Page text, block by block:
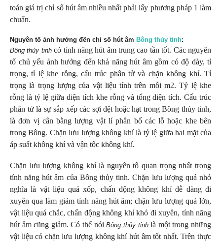
toán giá trị chỉ số hút âm nhiều nhất phải lấy phương pháp 1 làm
chuẩn.
Nguyên tố ảnh hưởng đến chỉ số hút âm Bông thủy tinh:
Bông thủy tinhcó tính năng hút âm trung cao tần tốt. Các nguyên
tố chủ yếu ảnh hưởng đến khả năng hút âm gồm có độ dày, tỉ
trọng, tỉ lệ khe rỗng, cấu trúc phân tử và chặn không khí. Tỉ
trọng là trọng lượng của vật liệu tính trên mỗi m2. Tỷ lệ khe
rỗng là tỷ lệ giữa diện tích khe rỗng và tổng diện tích. Cấu trúc
phân tử là sự sắp xếp các sợi dệt hoặc hạt trong Bông thủy tinh,
là đơn vị cân bằng lượng vật lí phân bố các lỗ hoặc khe bên
trong Bông. Chặn lưu lượng không khí là tỷ lệ giữa hai mặt của
áp suất không khí và vận tốc không khí.
Chặn lưu lượng không khí là nguyên tố quan trọng nhất trong
tính năng hút âm của Bông thủy tinh. Chặn lưu lượng quá nhỏ
nghĩa là vật liệu quá xốp, chấn động không khí dễ dàng đi
xuyên qua làm giảm tính năng hút âm; chặn lưu lượng quá lớn,
vật liệu quá chắc, chấn động không khí khó đi xuyên, tính năng
hút âm cũng giảm. Có thể nóiBông thủy tinhlà một trong những
vật liệu có chặn lưu lượng không khí hút âm tốt nhất. Trên thực